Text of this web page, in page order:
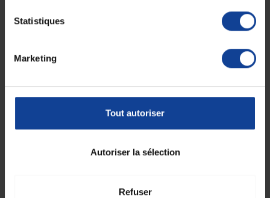
Statistiques
Marketing
Tout autoriser
Autoriser la sélection
Refuser
En magasin uniquement